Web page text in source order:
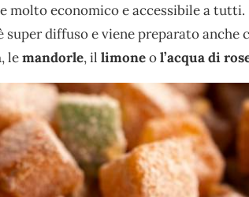
molto economico e accessibile a tutti.
super diffuso e viene preparato anche
, lemandorle, il limoneol’acqua di